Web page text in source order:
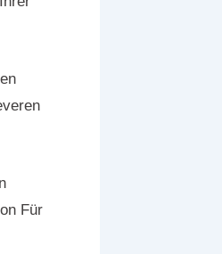
Für